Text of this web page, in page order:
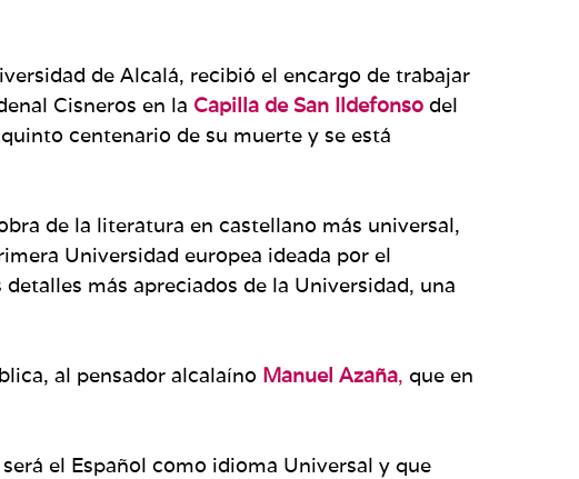
de Alcalá, recibió el encargo de trabajar
Cisneros en la Capilla de San Ildefonso del
centenario de su muerte y se está
de la literatura en castellano más universal,
Universidad europea ideada por el
más apreciados de la Universidad, una
al pensador alcalaíno Manuel Azaña, que en
el Español como idioma Universal y que